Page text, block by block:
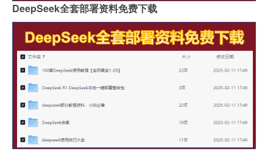
DeepSeek全套部署资料免费下载